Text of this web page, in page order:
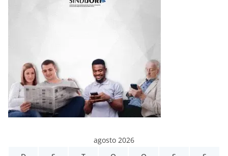
agosto 2026